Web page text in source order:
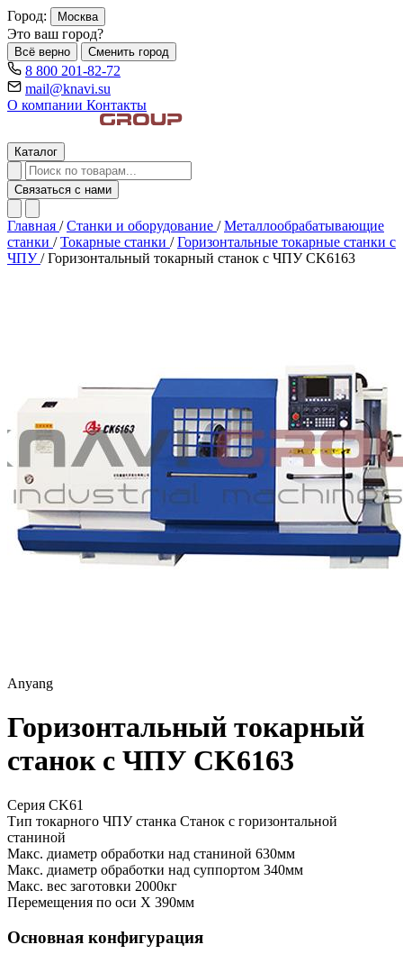
Город: Москва
Это ваш город?
Всё верно Сменить город
8 800 201-82-72
mail@knavi.su
О компании Контакты
Каталог
Связаться с нами
Главная / Станки и оборудование / Металлообрабатывающие
станки / Токарные станки / Горизонтальные токарные станки с
ЧПУ/ Горизонтальный токарный станок с ЧПУ CK6163
Anyang
Горизонтальный токарный
станок с ЧПУ CK6163
Серия CK61
Тип токарного ЧПУ станка Станок с горизонтальной
станиной
Макс. диаметр обработки над станиной 630мм
Макс. диаметр обработки над суппортом 340мм
Макс. вес заготовки 2000кг
Перемещения по оси X 390мм
Основная конфигурация